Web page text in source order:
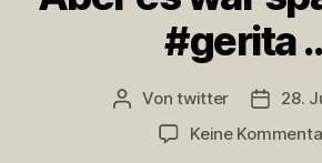
#gerita
Beitragsautor
Vontwitter
28.
Keine